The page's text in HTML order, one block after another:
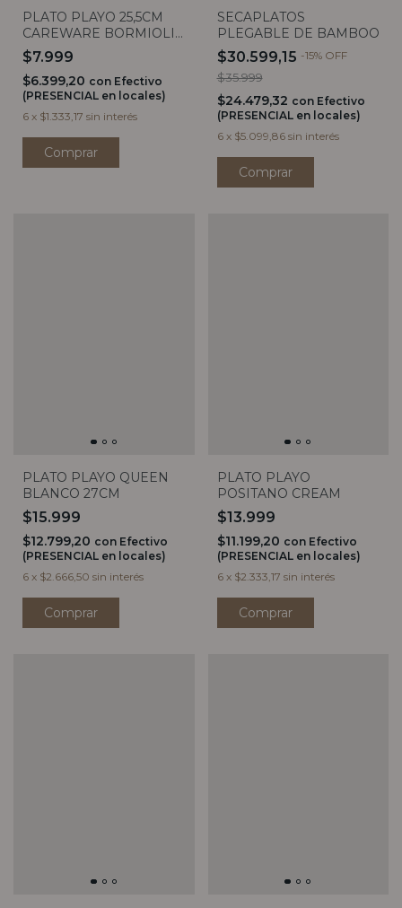
PLATO PLAYO 25,5CM
CAREWARE BORMIOLI
ROCCO
$7.999
$6.399,20 con Efectivo
(PRESENCIAL en locales)
6 x $1.333,17 sin interés
SECAPLATOS
PLEGABLE DE BAMBOO
$30.599,15 -15% OFF
$35.999
$24.479,32 con Efectivo
(PRESENCIAL en locales)
6 x $5.099,86 sin interés
PLATO PLAYO QUEEN
BLANCO 27CM
$15.999
$12.799,20 con Efectivo
(PRESENCIAL en locales)
6 x $2.666,50 sin interés
PLATO PLAYO
POSITANO CREAM
$13.999
$11.199,20 con Efectivo
(PRESENCIAL en locales)
6 x $2.333,17 sin interés